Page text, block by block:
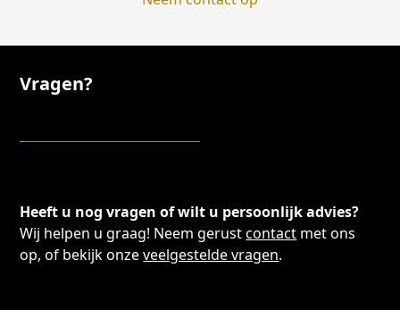
Vragen?
Heeft u nog vragen of wilt u persoonlijk advies?
Wij helpen u graag! Neem gerustcontact met ons
op, of bekijk onzeveelgestelde vragen.